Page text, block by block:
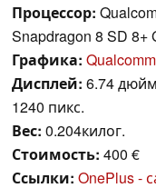
Процессор:
Snapdragon 8 SD 8+
Графика:
Дисплей: 6.74
1240 пикс.
Вес: 0.204килог.
Стоимость: 400 €
Ссылки: OnePlus -